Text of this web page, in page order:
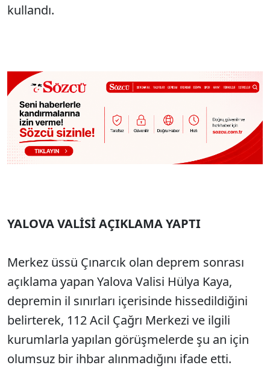
kullandı.
YALOVA VALİSİ AÇIKLAMA YAPTI
Merkez üssü Çınarcık olan deprem sonrası
açıklama yapan Yalova Valisi Hülya Kaya,
depremin il sınırları içerisinde hissedildiğini
belirterek, 112 Acil Çağrı Merkezi ve ilgili
kurumlarla yapılan görüşmelerde şu an için
olumsuz bir ihbar alınmadığını ifade etti.